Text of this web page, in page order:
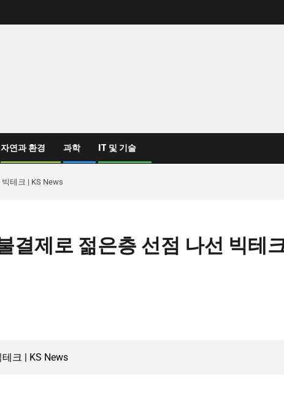
자연과 환경 과학 IT 및 기술
테크 | KS News
결제로 젊은층 선점 나선 빅테